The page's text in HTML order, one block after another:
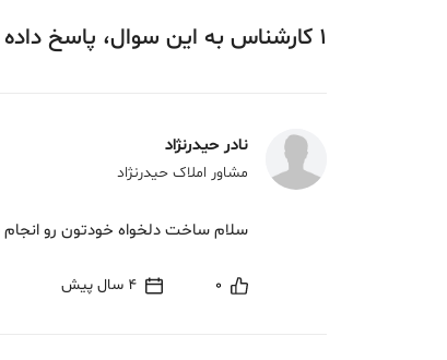
1 کارشناس به این سوال، پاسخ
نادر حیدرنژاد
مشاور املاک حیدرنژاد
سلام ساخت دلخواه خودتون رو انجام بدین
0 4 سال پیش